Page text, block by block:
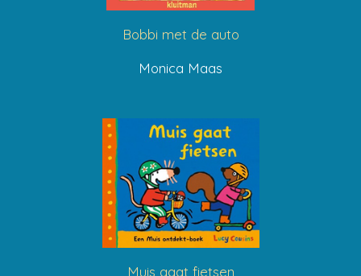
Bobbi met de auto
Monica Maas
Muis gaat fietsen